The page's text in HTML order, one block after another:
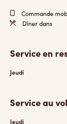
Commande
Dîner dans
Service en
Jeudi
Service au
Jeudi